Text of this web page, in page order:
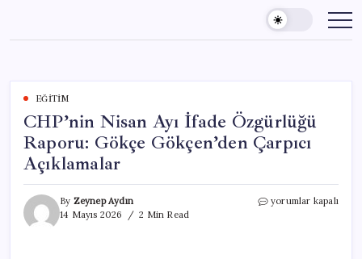
content
EĞITIM
CHP’nin Nisan Ayı İfade Özgürlüğü
Raporu: Gökçe Gökçen’den Çarpıcı
Açıklamalar
By Zeynep Aydın
14 Mayıs 2026
2 Min Read
CHP’nin
yorumlar kapalı